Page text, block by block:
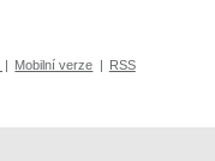
| Mobilní verze | RSS